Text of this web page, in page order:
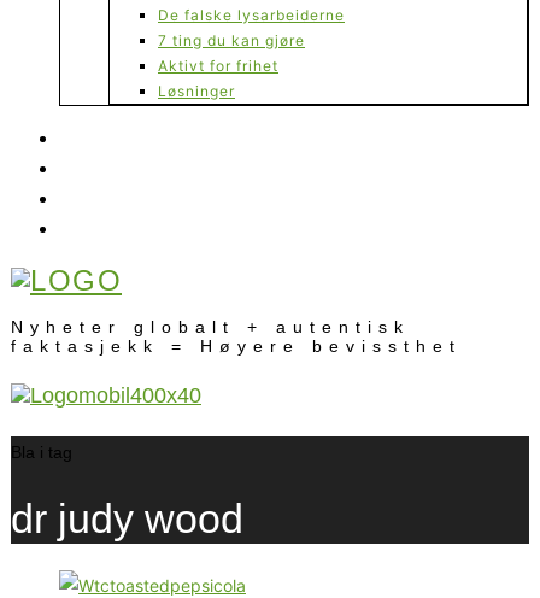
De falske lysarbeiderne
7 ting du kan gjøre
Aktivt for frihet
Løsninger
Nyheter globalt + autentisk
faktasjekk = Høyere bevissthet
Bla i tag
dr judy wood